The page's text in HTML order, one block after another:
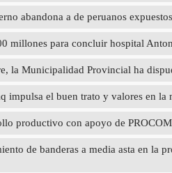
abandona a de peruanos
millones para concluir hospital
la Municipalidad Provincial ha
impulsa el buen trato y valores en la
productivo con apoyo de
de banderas a media asta en la